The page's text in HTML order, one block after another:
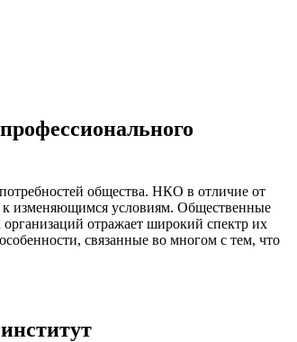
общества. НКО в отличие от
к изменяющимся условиям. Общественные
отражает широкий спектр их
связанные во многом с тем, что